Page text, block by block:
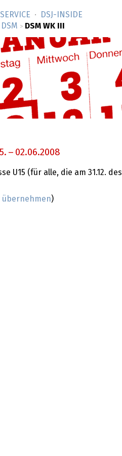
SERVICE
DSJ-­INSIDE
DSM > DSM WK III
– 02.06.2008
U15 (für alle, die am 31.12. des
übernehmen)